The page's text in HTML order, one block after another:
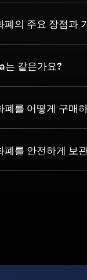
의 주요 장점과
는 같은가요?
를 어떻게 구매
를 안전하게 보